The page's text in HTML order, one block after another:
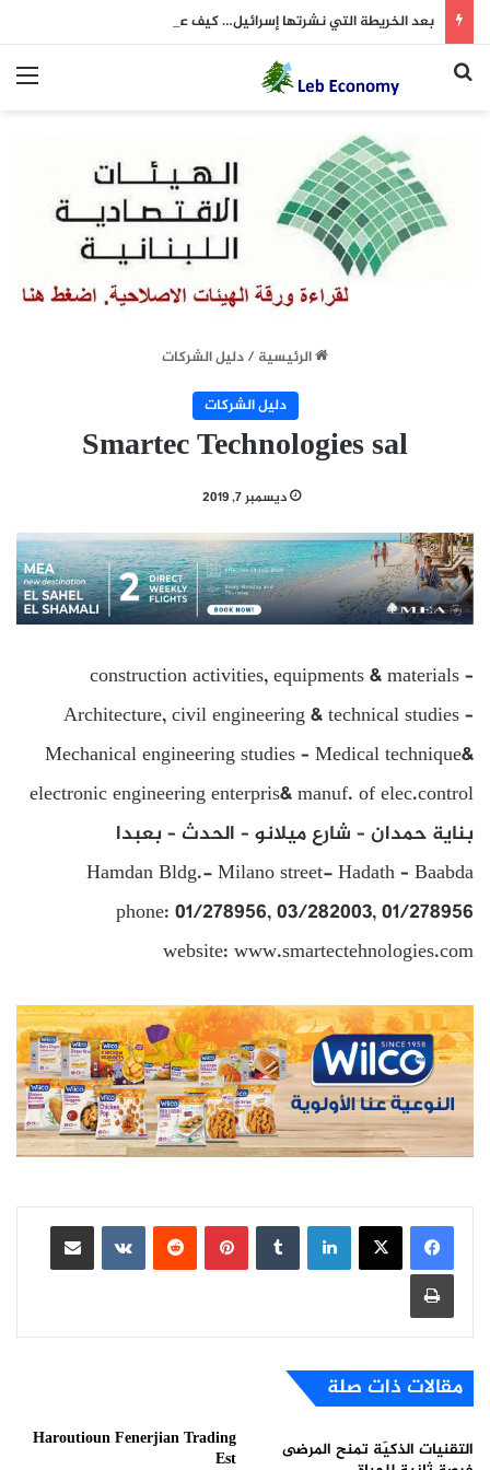
بعد الخريطة التي نشرتها إسرائيل… كيف علّق “الحزب”؟
بحث عن
الرئيسية/دليل الشركات
دليل الشركات
Smartec Technologies sal
ديسمبر 7, 2019
construction activities, equipments & materials –
Architecture, civil engineering & technical studies –
Mechanical engineering studies – Medical technique&
electronic engineering enterpris& manuf. of elec.control
بناية حمدان – شارع ميلانو – الحدث – بعبدا
Hamdan Bldg.- Milano street- Hadath – Baabda
phone: 01/278956, 03/282003, 01/278956
website: www.smartectehnologies.com
لينكدإن بينتيريست
مشاركة عبر البريد
طباعة
مقالات ذات صلة
التقنيات الذكيّة تمنح المرضى
Haroutioun Fenerjian Trading
Est